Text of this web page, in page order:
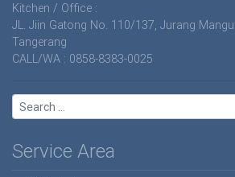
Kitchen / Office :
JL. Jiin Gatong No. 110/137, Jurang
Tangerang
CALL/WA : 0858-8383-0025
Service Area